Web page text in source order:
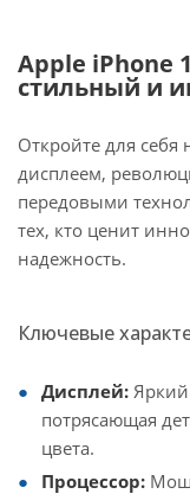
Apple iPhone
стильный и
Откройте для
дисплеем,
передовыми
тех, кто ценит
надежность.
Ключевые
Дисплей:
потрясающая
цвета.
Процессор: